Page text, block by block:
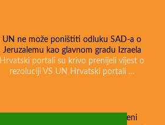
UN ne može poništiti odluku SAD-a o
Jeruzalemu kao glavnom gradu Izraela
Hrvatski portali su krivo prenijeli vijest o
rezoluciji VS UN Hrvatski portali …
Thompson je pjevao u pulskoj Areni